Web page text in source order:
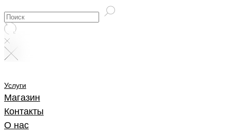
Услуги
Магазин
Контакты
О нас